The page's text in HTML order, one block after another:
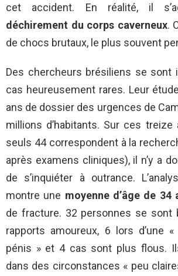
cet accident. En réalité, il
déchirement du corps caverneux.
de chocs brutaux, le plus souvent
Des chercheurs brésiliens se sont
cas heureusement rares. Leur
ans de dossier des urgences de
millions d’habitants. Sur ces
seuls 44 correspondent à la
après examens cliniques), il n’y a
de s’inquiéter à outrance.
montre une moyenne d’âge de 34
de fracture. 32 personnes se sont
rapports amoureux, 6 lors d’une
pénis » et 4 cas sont plus flous.
dans des circonstances « peu